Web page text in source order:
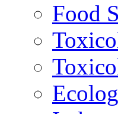
Food